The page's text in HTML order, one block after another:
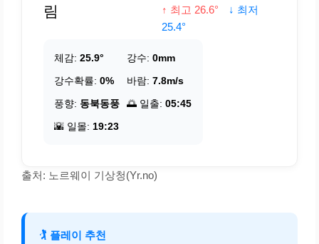
림
↑ 최고 26.6°
↓ 최저
25.4°
체감: 25.9° 강수: 0mm
강수확률: 0% 바람: 7.8m/s
풍향: 동북동풍 🌅 일출: 05:45
🌇 일몰: 19:23
출처: 노르웨이 기상청(Yr.no)
🏌️ 플레이 추천